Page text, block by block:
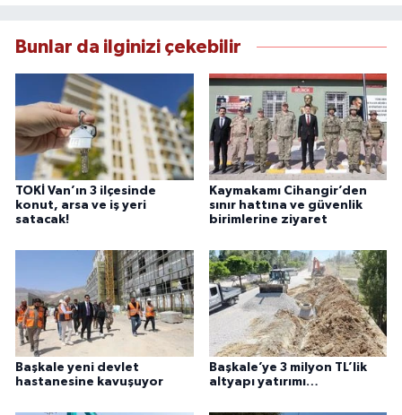
Bunlar da ilginizi çekebilir
TOKİ Van’ın 3 ilçesinde
konut, arsa ve iş yeri
satacak!
Kaymakamı Cihangir’den
sınır hattına ve güvenlik
birimlerine ziyaret
Başkale yeni devlet
hastanesine kavuşuyor
Başkale’ye 3 milyon TL’lik
altyapı yatırımı…